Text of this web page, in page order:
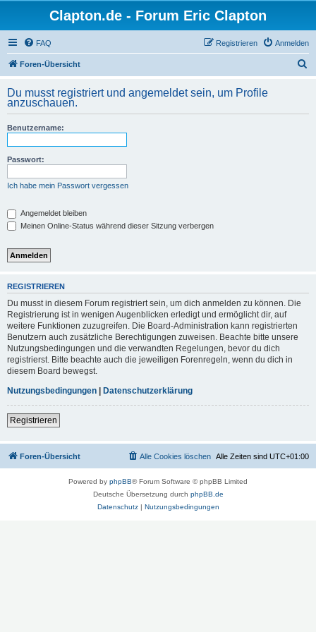
Clapton.de - Forum Eric Clapton
FAQ Anmelden
Registrieren
Foren-Übersicht
h
Du musst registriert und angemeldet sein, um Profile
anzuschauen.
Benutzername:
Passwort:
Ich habe mein Passwort vergessen
Angemeldet bleiben
Meinen Online-Status während dieser Sitzung verbergen
REGISTRIEREN
Du musst in diesem Forum registriert sein, um dich anmelden zu können. Die
Registrierung ist in wenigen Augenblicken erledigt und ermöglicht dir, auf
weitere Funktionen zuzugreifen. Die Board-Administration kann registrierten
Benutzern auch zusätzliche Berechtigungen zuweisen. Beachte bitte unsere
Nutzungsbedingungen und die verwandten Regelungen, bevor du dich
registrierst. Bitte beachte auch die jeweiligen Forenregeln, wenn du dich in
diesem Board bewegst.
Nutzungsbedingungen | Datenschutzerklärung
Registrieren
Foren-Übersicht Alle Zeiten sind UTC+01:00
Alle Cookies löschen
Powered by phpBB® Forum Software © phpBB Limited
Deutsche Übersetzung durch phpBB.de
Datenschutz| Nutzungsbedingungen